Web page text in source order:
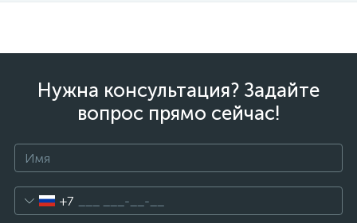
Нужна консультация? Задайте
вопрос прямо сейчас!
+7